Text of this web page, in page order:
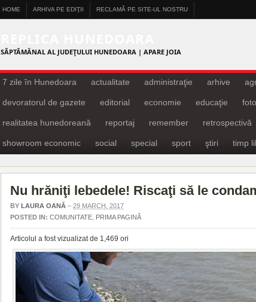
HOME ARHIVA PE EDIŢII RECLAMĂ PE SITE-UL NOSTRU
SĂPTĂMÂNAL AL JUDEŢULUI HUNEDOARA | APARE JOIA
7 zile în Hunedoara actualitate administraţie arhive
devoratorul de gazete editorial economie educaţie foto
realitatea hunedoreană reportaj remember retrospectivă
showroom economic social special sport ştiri timp
Nu hrăniţi lebedele! Riscaţi să le
BY LAURA OANĂ – 29 MARCH, 2017
POSTED IN: COMUNITATE PRIMA PAGINĂ
Articolul a fost vizualizat de 1,469 ori